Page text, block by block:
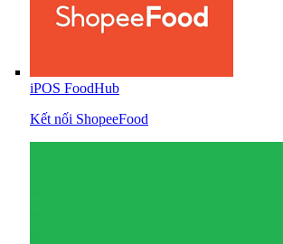
iPOS FoodHub
Kết nối ShopeeFood